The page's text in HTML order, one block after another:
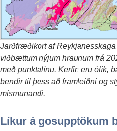
Jarðfræðikort af
viðbættum nýjum hraunum frá
með punktalínu. Kerfin eru ólík,
bendir til þess að framleiðni og
mismunandi.
Líkur á gosupptökum